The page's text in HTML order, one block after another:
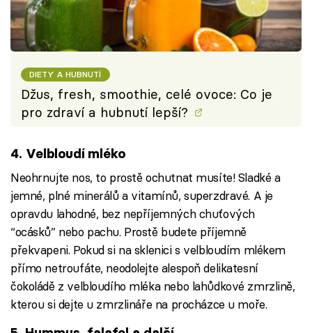
DIETY A HUBNUTÍ
Džus, fresh, smoothie, celé ovoce: Co je
pro zdraví a hubnutí lepší?
4. Velbloudí mléko
Neohrnujte nos, to prostě ochutnat musíte! Sladké a
jemné, plné minerálů a vitamínů, superzdravé. A je
opravdu lahodné, bez nepříjemných chuťových
“ocásků” nebo pachu. Prostě budete příjemně
překvapeni. Pokud si na sklenici s velbloudím mlékem
přímo netroufáte, neodolejte alespoň delikatesní
čokoládě z velbloudího mléka nebo lahůdkové zmrzlině,
kterou si dejte u zmrzlináře na procházce u moře.